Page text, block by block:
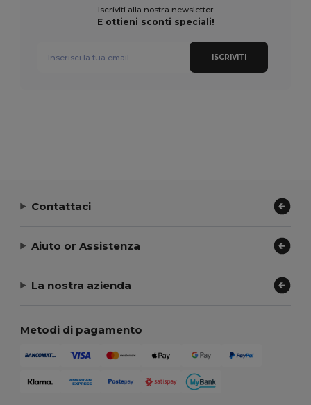
Iscriviti alla nostra newsletter
E ottieni sconti speciali!
ISCRIVITI
Contattaci
Aiuto or Assistenza
La nostra azienda
Metodi di pagamento